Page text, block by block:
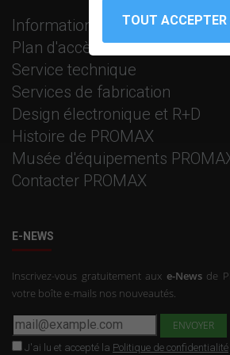
Information corporative
Plan d'accès
Service technique
Services de fabrication
Design électronique et R+D
Histoire de PROMAX
Musée d'équipements
Contacter PROMAX
E-NEWS
Inscrivez-vous gratuitement aux e-Newsde
votre boîte e-mails nos nouveautés.
J'ai lu et accepté la Politique de confidentialité